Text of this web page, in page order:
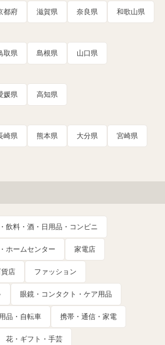
都府 滋賀県 奈良県 和歌山県
取県 島根県 山口県
媛県 高知県
崎県 熊本県 大分県 宮崎県
飲料・酒・日用品・コンビニ
ホームセンター 家電店
店 ファッション
眼鏡・コンタクト・ケア用品
品・自転車 携帯・通信・家電
花・ギフト・手芸